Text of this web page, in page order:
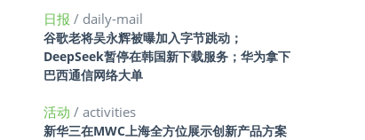
日报 / daily-mail
谷歌老将吴永辉被曝加入字节跳动；
DeepSeek暂停在韩国新下载服务；华为拿下
巴西通信网络大单
活动 / activities
新华三在MWC上海全方位展示创新产品方案